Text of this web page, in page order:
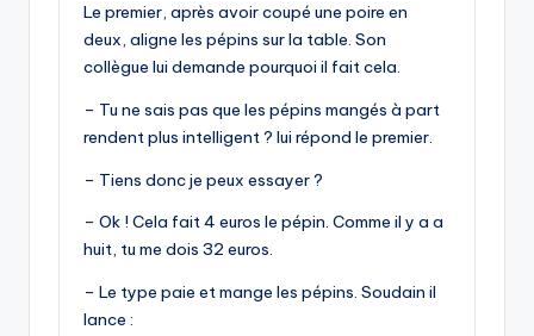
Le premier, après avoir coupé une poire en
deux, aligne les pépins sur la table. Son
collègue lui demande pourquoi il fait cela.
– Tu ne sais pas que les pépins mangés à part
rendent plus intelligent ? lui répond le premier.
– Tiens donc je peux essayer ?
– Ok ! Cela fait 4 euros le pépin. Comme il y a a
huit, tu me dois 32 euros.
– Le type paie et mange les pépins. Soudain il
lance :